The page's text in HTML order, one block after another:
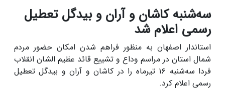
سه‌شنبه کاشان و آران و بیدگل تعطیل
رسمی اعلام شد
استاندار اصفهان به منظور فراهم شدن امکان حضور مردم
شمال استان در مراسم وداع و تشییع قائد عظیم الشان انقلاب
فردا سه‌شنبه ۱۶ تیرماه را در کاشان و آران و بیدگل تعطیل
رسمی اعلام کرد.